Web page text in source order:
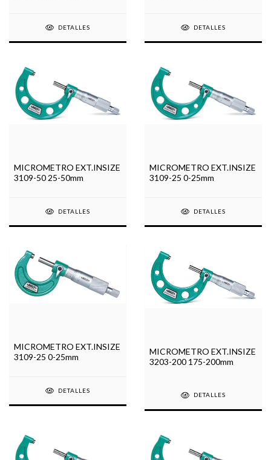
DETALLES DETALLES
MICROMETRO EXT.INSIZE
3109-50 25-50mm
DETALLES
MICROMETRO EXT.INSIZE
3109-25 0-25mm
DETALLES
MICROMETRO EXT.INSIZE
3109-25 0-25mm
DETALLES
MICROMETRO EXT.INSIZE
3203-200 175-200mm
DETALLES